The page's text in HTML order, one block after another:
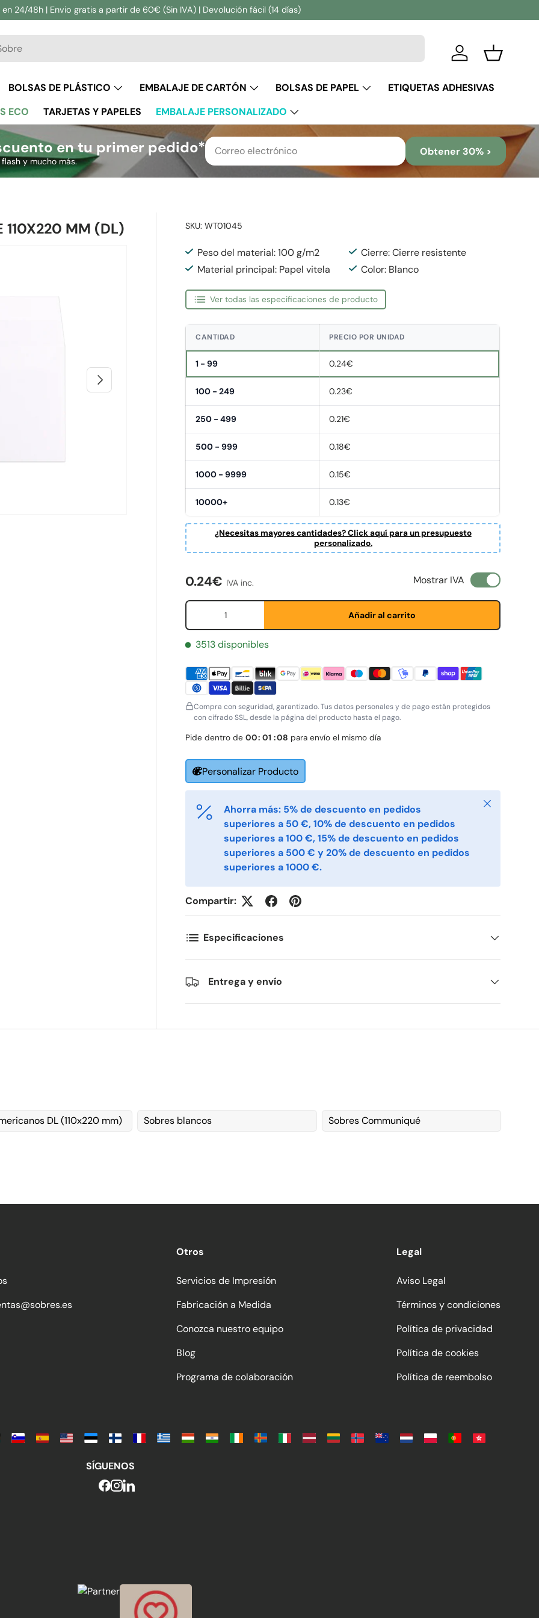
en 24/48h | Envio gratis a partir de 60€ (Sin IVA) | Devolución fácil (14 días)
Iniciar sesión
Cesta
BOLSAS DE PLÁSTICO EMBALAJE DE CARTÓN BOLSAS DE PAPEL
ETIQUETAS ADHESIVAS
ECO
TARJETAS Y PAPELES EMBALAJE PERSONALIZADO
en tu primer pedido*
y mucho más.
Obtener 30% >
110X220 MM (DL)
Siguiente
SKU: WT01045
Peso del material: 100 g/m2
Cierre: Cierre resistente
Material principal: Papel vitela
Color: Blanco
Ver todas las especificaciones de producto
CANTIDAD PRECIO POR UNIDAD
1 - 99 0.24€
100 - 249 0.23€
250 - 499 0.21€
500 - 999 0.18€
1000 - 9999 0.15€
10000+ 0.13€
¿Necesitas mayores cantidades? Click aquí para un presupuesto
personalizado.
Precio normal
0.24€ IVA inc. Mostrar IVA
Cant.
Añadir al carrito
3513 disponibles
Compra con seguridad, garantizado. Tus datos personales y de pago están protegidos
con cifrado SSL, desde la página del producto hasta el pago.
Pide dentro de 00: 01 :07 para envío el mismo día
Personalizar Producto
Ahorra más: 5% de descuento en pedidos
superiores a 50 €, 10% de descuento en pedidos
superiores a 100 €, 15% de descuento en pedidos
superiores a 500 € y 20% de descuento en pedidos
superiores a 1000 €.
Cerrar
Compartir:
Especificaciones
Entrega y envío
DL (110x220 mm) Sobres blancos Sobres Communiqué
Otros
Servicios de Impresión
Fabricación a Medida
Conozca nuestro equipo
Blog
Programa de colaboración
Legal
Aviso Legal
Términos y condiciones
Política de privacidad
Política de cookies
Política de reembolso
SÍGUENOS